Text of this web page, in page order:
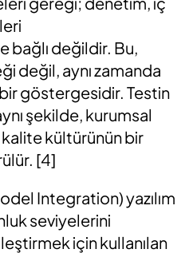
bağlı değildir. Bu,
değil, aynı zamanda
göstergesidir. Testin
şekilde, kurumsal
kalite kültürünün bir
. [4]
Integration)yazılım
seviyelerini
için kullanılan